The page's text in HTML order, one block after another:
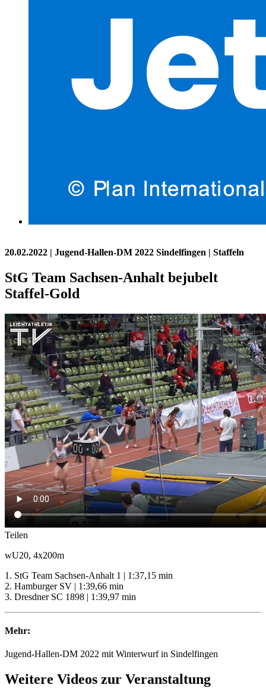
20.02.2022 | Jugend-Hallen-DM 2022 Sindelfingen | Staffeln
StG Team Sachsen-Anhalt bejubelt
Staffel-Gold
Teilen
wU20, 4x200m
1. StG Team Sachsen-Anhalt 1 | 1:37,15 min
2. Hamburger SV | 1:39,66 min
3. Dresdner SC 1898 | 1:39,97 min
Mehr:
Jugend-Hallen-DM 2022 mit Winterwurf in Sindelfingen
Weitere Videos zur Veranstaltung